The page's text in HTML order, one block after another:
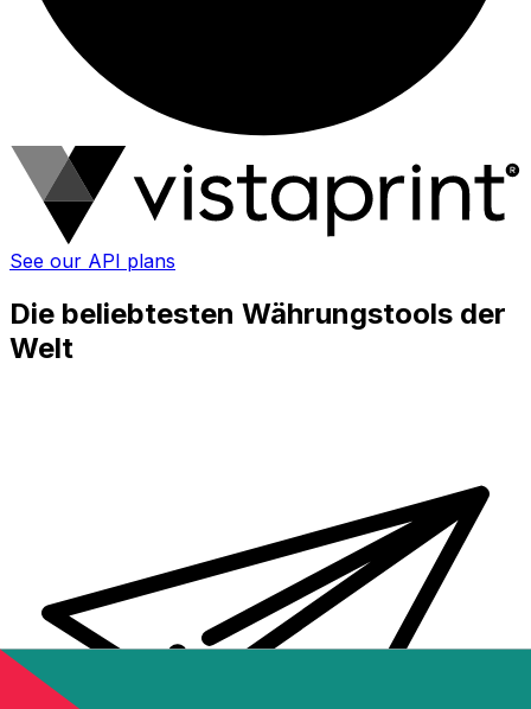
See our API plans
Die beliebtesten Währungstools der
Welt